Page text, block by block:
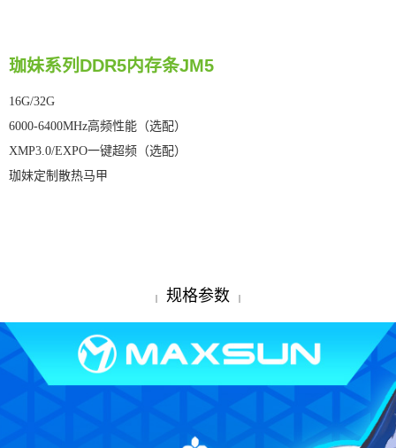
珈妹系列DDR5内存条JM5
16G/32G
6000-6400MHz高频性能（选配）
XMP3.0/EXPO一键超频（选配）
珈妹定制散热马甲
| 规格参数 |